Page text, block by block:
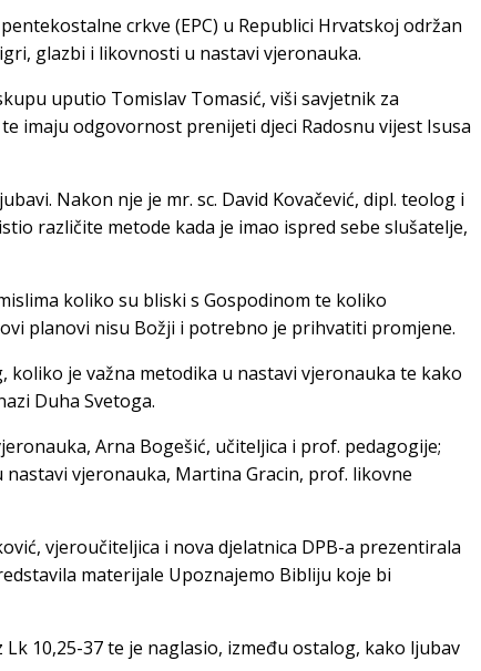
crkve (EPC) u Republici Hrvatskoj održan
glazbi i likovnosti u nastavi vjeronauka.
uputio Tomislav Tomasić, viši savjetnik za
imaju odgovornost prenijeti djeci Radosnu vijest Isusa
Nakon nje je mr. sc. David Kovačević, dipl. teolog i
različite metode kada je imao ispred sebe slušatelje,
koliko su bliski s Gospodinom te koliko
planovi nisu Božji i potrebno je prihvatiti promjene.
je važna metodika u nastavi vjeronauka te kako
Duha Svetoga.
Arna Bogešić, učiteljica i prof. pedagogije;
vjeronauka, Martina Gracin, prof. likovne
vjeroučiteljica i nova djelatnica DPB-a prezentirala
materijale Upoznajemo Bibliju koje bi
10,25-37 te je naglasio, između ostalog, kako ljubav